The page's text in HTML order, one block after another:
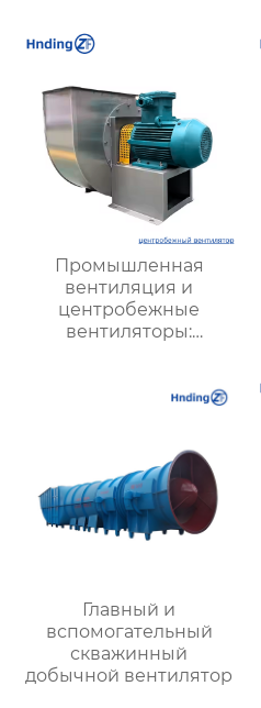
предназначенных для
вентиляции на
электростанциях и в
шахтах, включает 12
моделей
Промышленная
вентиляция и
центробежные
вентиляторы:
оптимизации
Главный и
вспомогательный
скважинный
добычной вентилятор